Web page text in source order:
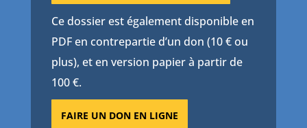
Ce dossier est également disponible en
PDF en contrepartie d’un don (10 € ou
plus), et en version papier à partir de
100 €.
FAIRE UN DON EN LIGNE